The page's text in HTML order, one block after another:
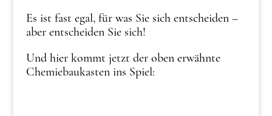
Es ist fast egal, für was Sie sich entscheiden –
aber entscheiden Sie sich!
Und hier kommt jetzt der oben erwähnte
Chemiebaukasten ins Spiel: